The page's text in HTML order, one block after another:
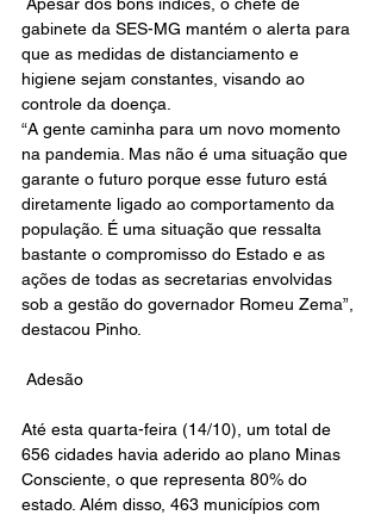
gabinete da SES-MG mantém o alerta para
que as medidas de distanciamento e
higiene sejam constantes, visando ao
controle da doença.
“A gente caminha para um novo momento
na pandemia. Mas não é uma situação que
garante o futuro porque esse futuro está
diretamente ligado ao comportamento da
população. É uma situação que ressalta
bastante o compromisso do Estado e as
ações de todas as secretarias envolvidas
sob a gestão do governador Romeu Zema”,
destacou Pinho.
Adesão
Até esta quarta-feira (14/10), um total de
656 cidades havia aderido ao plano Minas
Consciente, o que representa 80% do
estado. Além disso, 463 municípios com